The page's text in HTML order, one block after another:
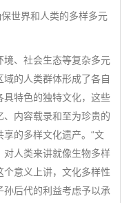
世界和人类的多样多元
、社会生态等复杂多元
的人类群体形成了各自
特色的独特文化，这些
内容载录和至为珍贵的
的多样文化遗产。“文
人类来讲就像生物多样
意义上讲，文化多样性
后代的利益考虑予以承